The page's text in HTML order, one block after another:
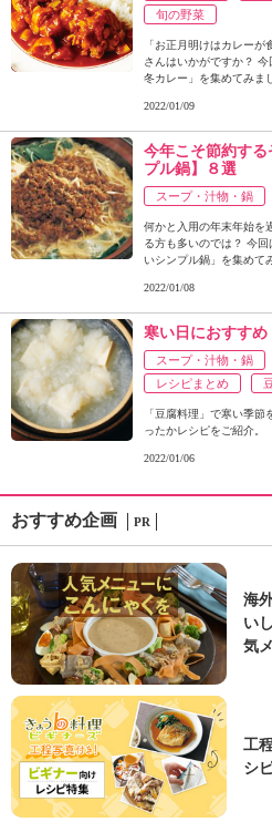
旬の野菜
「お正月明けはカレー
さんはいかがですか？
冬カレー」を集めてみま
2022/01/09
今年こそ節約す
プル鍋】８選
スープ・汁物・鍋
何かと入用の年末年始を
る方も多いのでは？ 今
いシンプル鍋」を集めて
2022/01/08
寒い日におすす
スープ・汁物・鍋
レシピまとめ
「豆腐料理」で寒い季
ったかレシピをご紹介。
2022/01/06
おすすめ企画 PR
海
い
気
工
シ